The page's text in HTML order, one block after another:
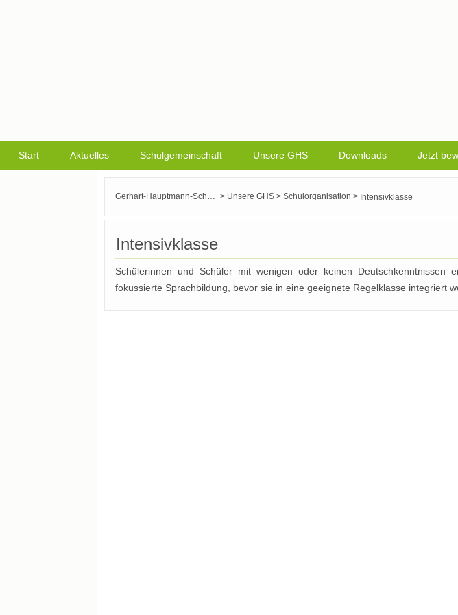
Start Aktuelles Schulgemeinschaft Unsere GHS Downloads Jetzt
Gerhart-Hauptmann-Schule Griesheim > Unsere GHS> Schulorganisation > Intensivklasse
Intensivklasse
Schülerinnen und Schüler mit wenigen oder keinen Deutschkenntnissen
fokussierte Sprachbildung, bevor sie in eine geeignete Regelklasse integriert